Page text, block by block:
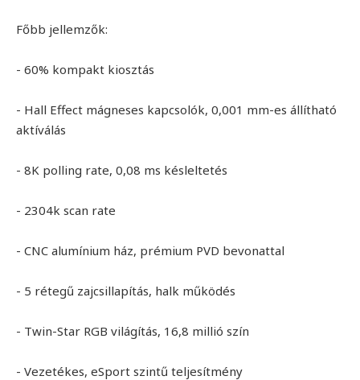
Főbb jellemzők:
- 60% kompakt kiosztás
- Hall Effect mágneses kapcsolók, 0,001 mm-es állítható
aktíválás
- 8K polling rate, 0,08 ms késleltetés
- 2304k scan rate
- CNC alumínium ház, prémium PVD bevonattal
- 5 rétegű zajcsillapítás, halk működés
- Twin-Star RGB világítás, 16,8 millió szín
- Vezetékes, eSport szintű teljesítmény